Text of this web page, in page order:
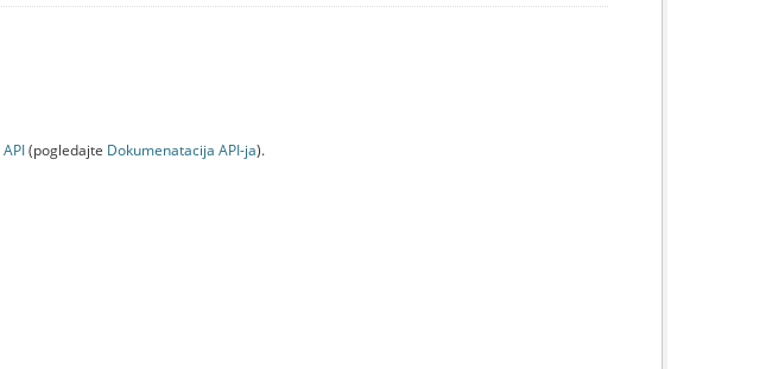
API(pogledajte Dokumenаtаcijа API-jа).